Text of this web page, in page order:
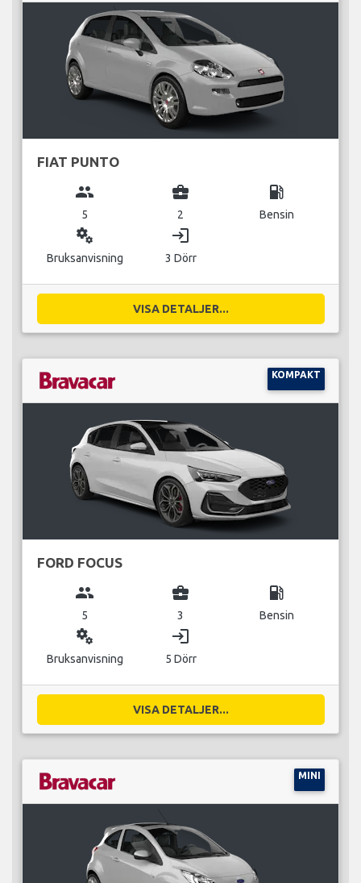
FIAT PUNTO
group
5
business_center
2
local_gas_station
Bensin
miscellaneous_services
Bruksanvisning
login
3 Dörr
VISA DETALJER...
KOMPAKT
FORD FOCUS
group
5
business_center
3
local_gas_station
Bensin
miscellaneous_services
Bruksanvisning
login
5 Dörr
VISA DETALJER...
MINI